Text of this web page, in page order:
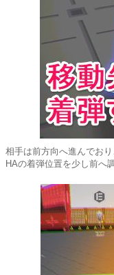
相手は前方向へ進んでお
HAの着弾位置を少し前へ